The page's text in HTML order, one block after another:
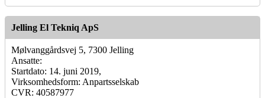
Jelling El Tekniq ApS
Mølvanggårdsvej 5, 7300 Jelling
Ansatte:
Startdato: 14. juni 2019,
Virksomhedsform: Anpartsselskab
CVR: 40587977